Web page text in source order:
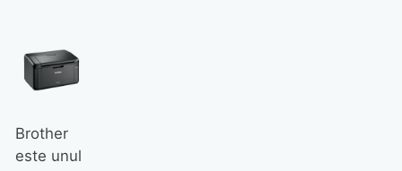
Brother
este unul